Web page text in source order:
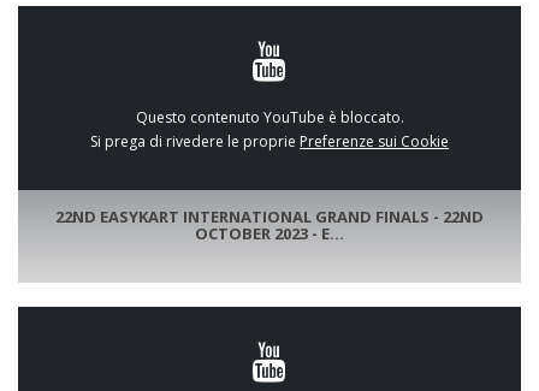
Questo contenuto YouTube è bloccato.
Si prega di rivedere le proprie Preferenze sui Cookie
22ND EASYKART INTERNATIONAL GRAND FINALS - 22ND
OCTOBER 2023 - E...